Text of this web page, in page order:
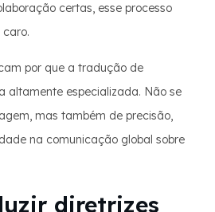
certas, esse processo
caro.
por que a tradução de
altamente especializada. Não se
mas também de precisão,
na comunicação global sobre
diretrizes